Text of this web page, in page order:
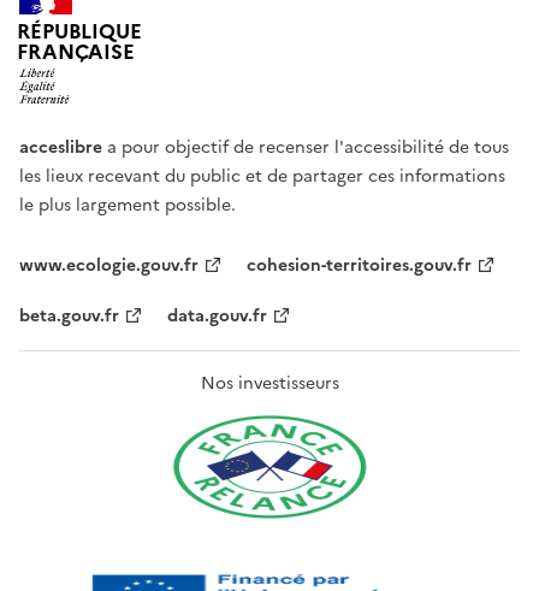
RÉPUBLIQUE
FRANÇAISE
acceslibre a pour objectif de recenser l'accessibilité de tous
les lieux recevant du public et de partager ces informations
le plus largement possible.
www.ecologie.gouv.fr
cohesion-territoires.gouv.fr
beta.gouv.fr
data.gouv.fr
Nos investisseurs